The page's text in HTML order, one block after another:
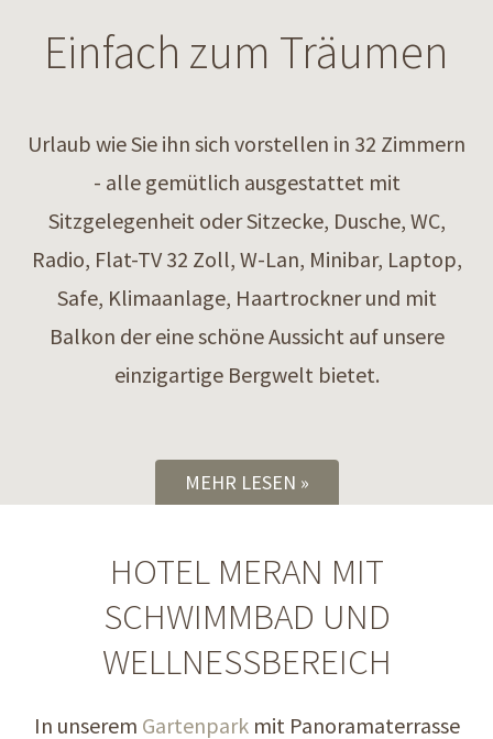
Einfach zum Träumen
Urlaub wie Sie ihn sich vorstellen in 32 Zimmern
- alle gemütlich ausgestattet mit
Sitzgelegenheit oder Sitzecke, Dusche, WC,
Radio, Flat-TV 32 Zoll, W-Lan, Minibar, Laptop,
Safe, Klimaanlage, Haartrockner und mit
Balkon der eine schöne Aussicht auf unsere
einzigartige Bergwelt bietet.
MEHR LESEN
HOTEL MERAN MIT
SCHWIMMBAD UND
WELLNESSBEREICH
In unserem Gartenparkmit Panoramaterrasse